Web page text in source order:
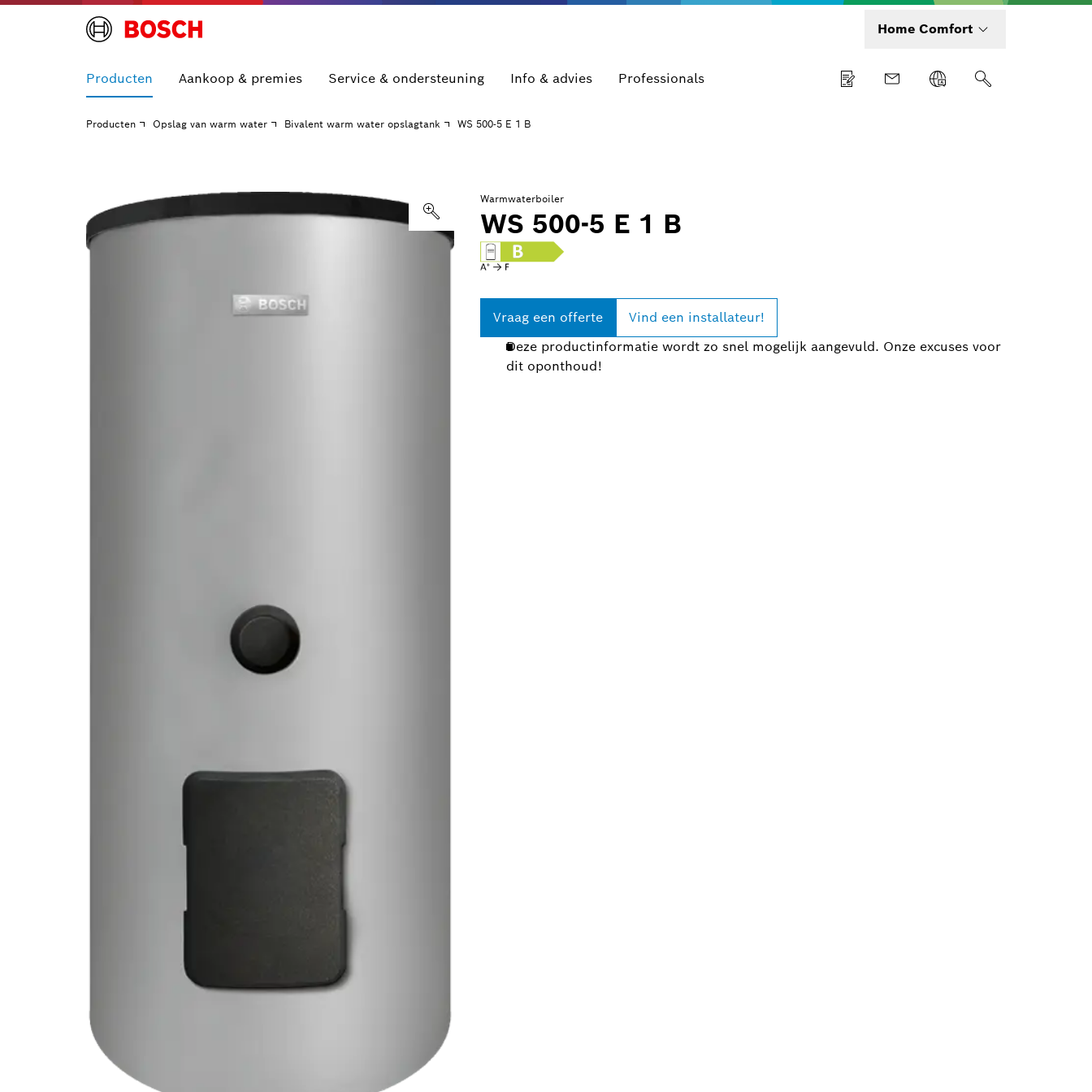
Home Comfort
Producten Aankoop & premies Service & ondersteuning Info & advies Professionals
Producten Opslag van warm water Bivalent warm water opslagtank WS 500-5 E 1 B
Warmwaterboiler
WS 500-5 E 1 B
Vraag een offerte
Vind een installateur!
Deze productinformatie wordt zo snel mogelijk aangevuld. Onze excuses voor
dit oponthoud!